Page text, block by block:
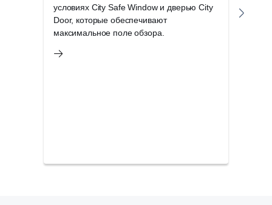
условиях City Safe Window и дверью City
Door, которые обеспечивают
максимальное поле обзора.